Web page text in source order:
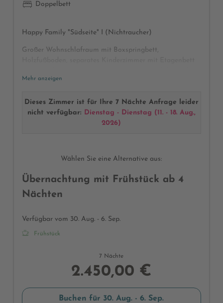
Doppelbett
Happy Family "Südseite" I (Nichtraucher)
Großer Wohnschlafraum mit Boxspringbett,
Klamotten, modernes neues Badezimmer mit Fenster,
mit Bademänteln und Badetüchern, Safe, Radio, Telefon,
Sat-TV, Safe, Schreibtisch, 2 Sonnenbalkone mit
herrlichem Blick auf den Alpenpark Karwendel
Mehr anzeigen
Dieses Zimmer ist für Ihre 7 Nächte Anfrage leider
nicht verfügbar: Dienstag - Dienstag ( 11. - 18. Aug.,
2026)
Wählen Sie eine Alternative aus:
Übernachtung mit Frühstück ab 4
Nächten
Verfügbar vom 30. Aug. - 6. Sep.
Frühstück
7 Nächte
2.450,00 €
Buchen für 30. Aug. - 6. Sep.